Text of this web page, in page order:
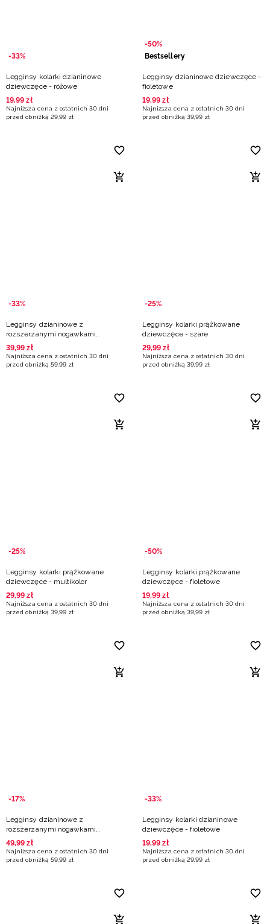
-33%
Legginsy kolarki dzianinowe
dziewczęce - różowe
19,99 zł
Najniższa cena z ostatnich 30 dni
przed obniżką 29,99 zł
-50%
Bestsellery
Legginsy dzianinowe dziewczęce -
fioletowe
19,99 zł
Najniższa cena z ostatnich 30 dni
przed obniżką 39,99 zł
-33%
Legginsy dzianinowe z
rozszerzanymi nogawkami
dziewczęce - czarne
39,99 zł
Najniższa cena z ostatnich 30 dni
przed obniżką 59,99 zł
-25%
Legginsy kolarki prążkowane
dziewczęce - szare
29,99 zł
Najniższa cena z ostatnich 30 dni
przed obniżką 39,99 zł
-25%
Legginsy kolarki prążkowane
dziewczęce - multikolor
29,99 zł
Najniższa cena z ostatnich 30 dni
przed obniżką 39,99 zł
-50%
Legginsy kolarki prążkowane
dziewczęce - fioletowe
19,99 zł
Najniższa cena z ostatnich 30 dni
przed obniżką 39,99 zł
-17%
Legginsy dzianinowe z
rozszerzanymi nogawkami
dziewczęce - czarne
49,99 zł
Najniższa cena z ostatnich 30 dni
przed obniżką 59,99 zł
-33%
Legginsy kolarki dzianinowe
dziewczęce - fioletowe
19,99 zł
Najniższa cena z ostatnich 30 dni
przed obniżką 29,99 zł